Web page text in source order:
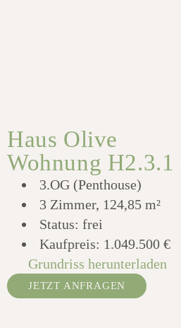
Haus Olive
Wohnung
3.OG (Penthouse)
3 Zimmer, 124,85 m²
Status: frei
Kaufpreis: 1.049.500 €
Grundriss herunterladen
JETZT ANFRAGEN